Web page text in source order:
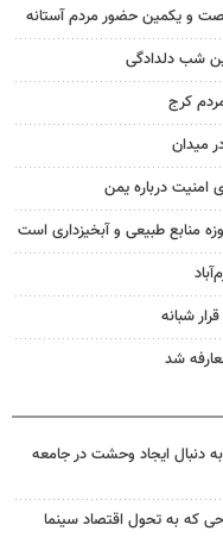
و یکمین حضور مردم آستانه
شب دلدادگی
کرج
میدان
امنیت درباره یمن
منابع طبیعی و آبخیزداری است
شبانه
شد
دنبال ایجاد وحشت در جامعه
که به تحول اقتصاد سینما